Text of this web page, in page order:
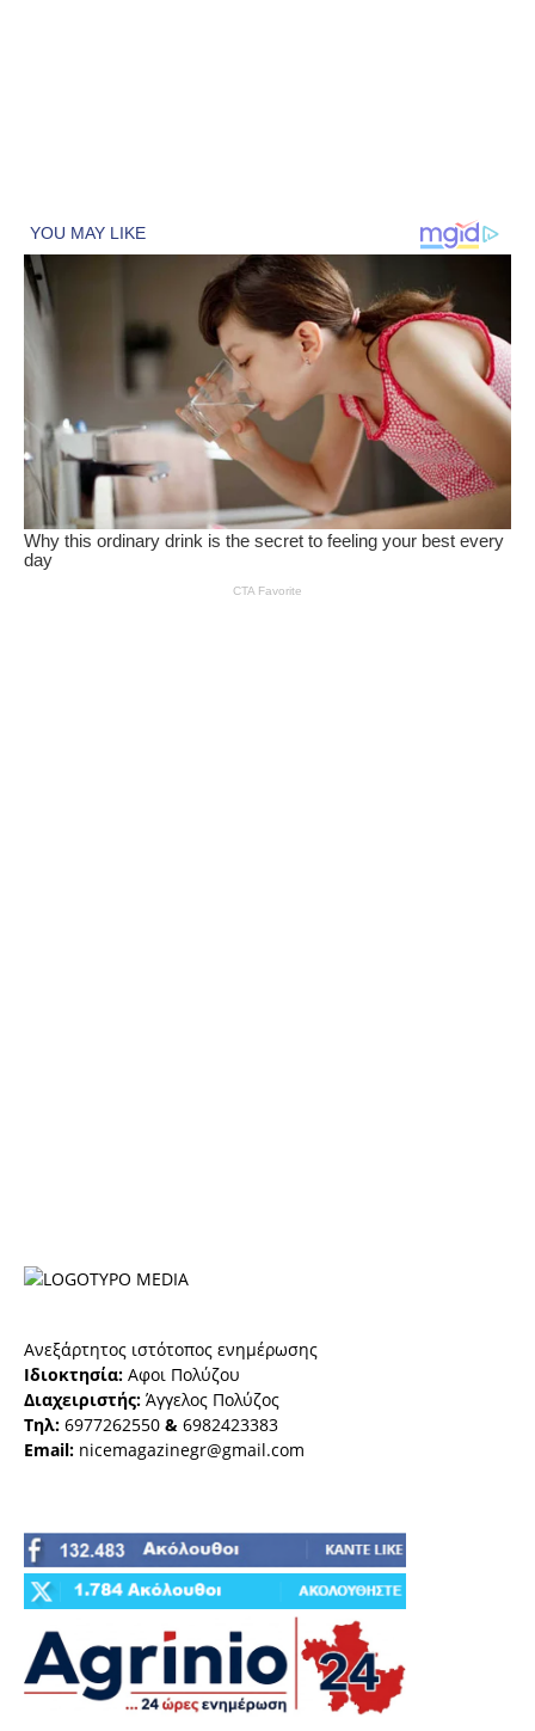
Ανεξάρτητος ιστότοπος ενημέρωσης
Ιδιοκτησία: Αφοι Πολύζου
Διαχειριστής: Άγγελος Πολύζος
Τηλ: 6977262550 & 6982423383
Email: nicemagazinegr@gmail.com